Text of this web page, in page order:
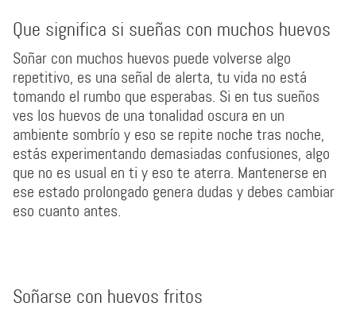
Que significa si sueñas con muchos huevos
Soñar con muchos huevos puede volverse algo
repetitivo, es una señal de alerta, tu vida no está
tomando el rumbo que esperabas. Si en tus sueños
ves los huevos de una tonalidad oscura en un
ambiente sombrío y eso se repite noche tras noche,
estás experimentando demasiadas confusiones, algo
que no es usual en ti y eso te aterra. Mantenerse en
ese estado prolongado genera dudas y debes cambiar
eso cuanto antes.
Soñarse con huevos fritos